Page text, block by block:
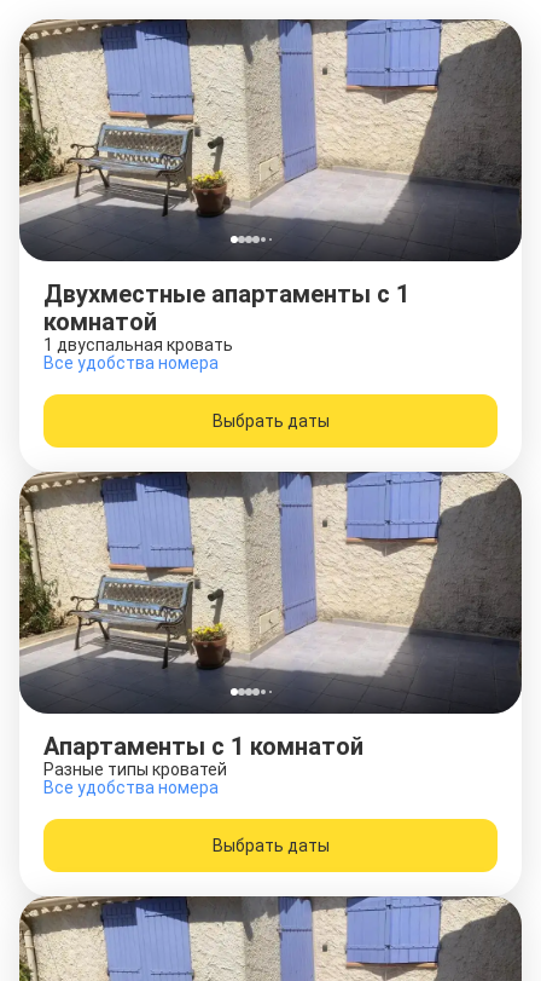
Двухместные апартаменты c 1
комнатой
1 двуспальная кровать
Все удобства номера
Выбрать даты
Апартаменты c 1 комнатой
Разные типы кроватей
Все удобства номера
Выбрать даты